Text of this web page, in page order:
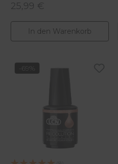
Regulärer Preis:
25,99 €
In den Warenkorb
-69%